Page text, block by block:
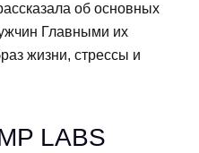
об основных
Главными их
жизни, стрессы и
LABS